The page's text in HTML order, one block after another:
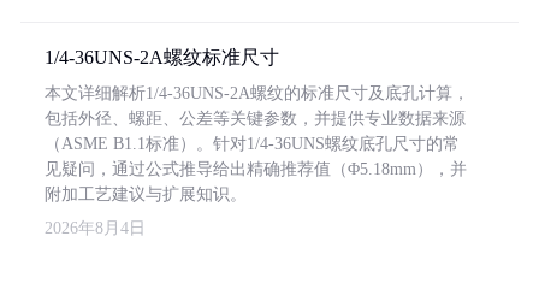
1/4-36UNS-2A螺纹标准尺寸
本文详细解析1/4-36UNS-2A螺纹的标准尺寸及底孔计算，
包括外径、螺距、公差等关键参数，并提供专业数据来源
（ASME B1.1标准）。针对1/4-36UNS螺纹底孔尺寸的常
见疑问，通过公式推导给出精确推荐值（Φ5.18mm），并
附加工艺建议与扩展知识。
2026年8月4日